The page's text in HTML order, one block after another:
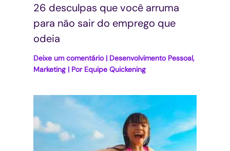
26 desculpas que você arruma
para não sair do emprego que
odeia
Deixe um comentário | Desenvolvimento Pessoal,
Marketing | Por Equipe Quickening